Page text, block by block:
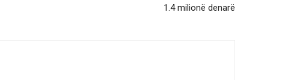
1.4 milionë denarë